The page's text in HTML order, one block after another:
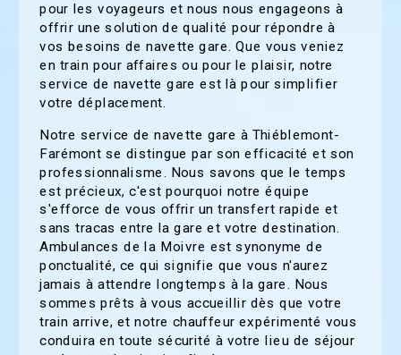
pour les voyageurs et nous nous engageons à
offrir une solution de qualité pour répondre à
vos besoins de navette gare. Que vous veniez
en train pour affaires ou pour le plaisir, notre
service de navette gare est là pour simplifier
votre déplacement.
Notre service de navette gare à Thiéblemont-
Farémont se distingue par son efficacité et son
professionnalisme. Nous savons que le temps
est précieux, c'est pourquoi notre équipe
s'efforce de vous offrir un transfert rapide et
sans tracas entre la gare et votre destination.
Ambulances de la Moivre est synonyme de
ponctualité, ce qui signifie que vous n'aurez
jamais à attendre longtemps à la gare. Nous
sommes prêts à vous accueillir dès que votre
train arrive, et notre chauffeur expérimenté vous
conduira en toute sécurité à votre lieu de séjour